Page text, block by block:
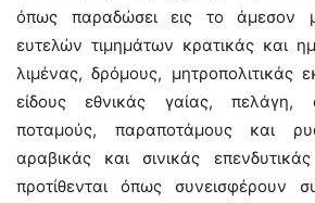
όπως παραδώσει εις το άμεσον
ευτελών τιμημάτων κρατικάς και
λιμένας, δρόμους, μητροπολιτικάς
είδους εθνικάς γαίας, πελάγη,
ποταμούς, παραποτάμους και
αραβικάς και σινικάς επενδυτικάς
προτίθενται όπως συνεισφέρουν